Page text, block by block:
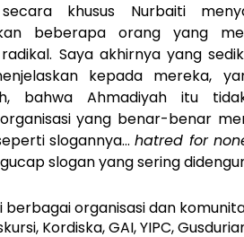
khusus Nurbaiti
beberapa orang yang
Saya akhirnya yang
kepada mereka,
bahwa Ahmadiyah itu
yang benar-benar
slogannya…hatred for
slogan yang sering